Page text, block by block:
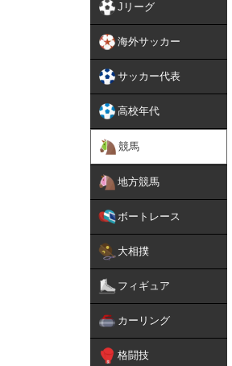
Jリーグ
海外サッカー
サッカー代表
高校年代
競馬
地方競馬
ボートレース
大相撲
フィギュア
カーリング
格闘技